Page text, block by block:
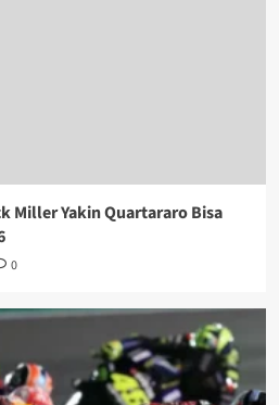
Miller Yakin Quartararo Bisa
0